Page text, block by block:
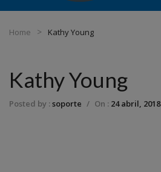
Home Kathy Young
Kathy Young
Posted by : soporte / On : 24 abril, 2018